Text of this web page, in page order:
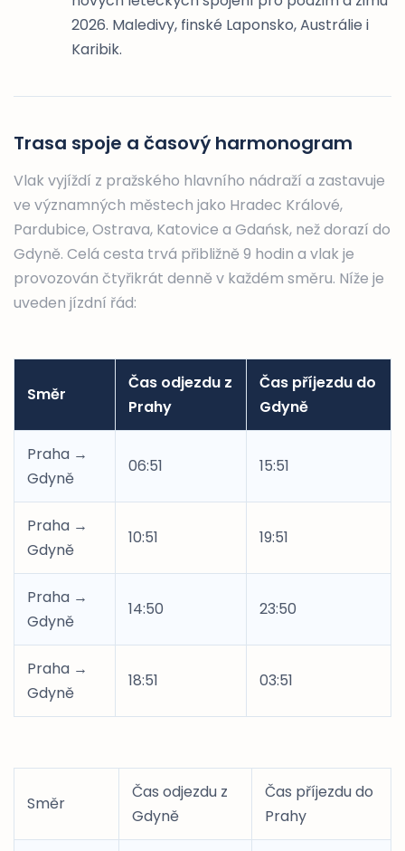
Usínejte
a
se
s
výhledem
na
Pražský
hrad
2026. Maledivy, finské Laponsko, Austrálie i
Karibik.
Trasa spoje a časový harmonogram
Vlak vyjíždí z pražského hlavního nádraží a zastavuje
ve významných městech jako Hradec Králové,
Pardubice, Ostrava, Katovice a Gdańsk, než dorazí do
Gdyně. Celá cesta trvá přibližně 9 hodin a vlak je
provozován čtyřikrát denně v každém směru. Níže je
uveden jízdní řád:
Směr
Čas odjezdu z
Prahy
Čas příjezdu do
Gdyně
Praha →
Gdyně
06:51 15:51
Praha →
Gdyně
10:51 19:51
Praha →
Gdyně
14:50 23:50
Praha →
Gdyně
18:51 03:51
Směr
Čas odjezdu z
Gdyně
Čas příjezdu do
Prahy